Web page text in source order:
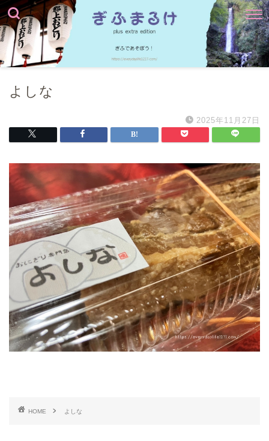
よしな
2025年11月27日
HOME よしな